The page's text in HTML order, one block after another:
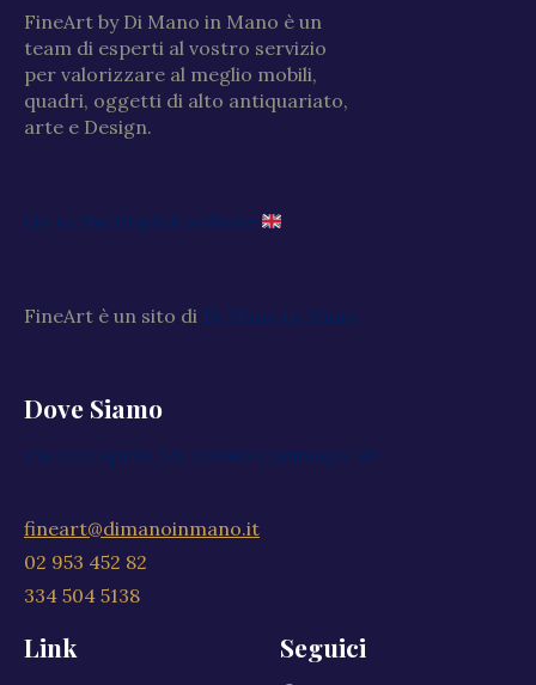
FineArt by Di Mano in Mano è un
team di esperti al vostro servizio
per valorizzare al meglio mobili,
quadri, oggetti di alto antiquariato,
arte e Design.
Go to the English website
FineArt è un sito di Di Mano in Mano
Dove Siamo
Via XXV Aprile, 59, 20040 Cambiago MI
fineart@dimanoinmano.it
02 953 452 82
334 504 5138
Link Seguici